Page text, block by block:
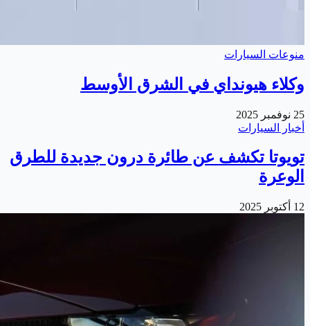
منوعات السيارات
وكلاء هيونداي في الشرق الأوسط
25 نوفمبر 2025
أخبار السيارات
تويوتا تكشف عن طائرة درون جديدة للطرق
الوعرة
12 أكتوبر 2025